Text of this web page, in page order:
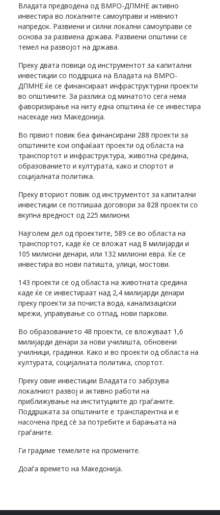
Владата предводена од ВМРО-ДПМНЕ активно
инвестира во локалните самоуправи и нивниот
напредок. Развиени и силни локални самоуправи се
основа за развиена држава. Развиени општини се
темел на развојот на држава.
Преку двата повици од инструментот за капитални
инвестиции со поддршка на Владата на ВМРО-
ДПМНЕ ќе се финансираат инфраструктурни проекти
во општините. За разлика од минатото сега нема
фаворизирање на ниту една општина ќе се инвестира
насекаде низ Македонија.
Во првиот повик беа финансирани 288 проекти за
општините кои опфаќаат проекти од областа на
транспортот и инфраструктура, животна средина,
образованието и културата, како и спортот и
социјалната политика.
Преку вториот повик од инструментот за капитални
инвестиции се потпишаа договори за 828 проекти со
вкупна вредност од 225 милиони.
Најголем дел од проектите, 589 се во областа на
транспортот, каде ќе се вложат над 8 милијарди и
105 милиони денари, или 132 милиони евра. Ќе се
инвестира во нови патишта, улици, мостови.
143 проекти се од областа на животната средина
каде ќе се инвестираат над 2,4 милијарди денари
преку проекти за почиста вода, канализациски
мрежи, управување со отпад, нови паркови.
Во образованието 48 проекти, се вложуваат 1,6
милијарди денари за нови училишта, обновени
училници, градинки. Како и во проекти од областа на
културата, социјалната политика, спортот.
Преку овие инвестиции Владата го забрзува
локалниот развој и активно работи на
приближување на институциите до граѓаните.
Поддршката за општините е транспарентна и е
насочена пред сè за потребите и барањата на
граѓаните.
Ги градиме темелите на промените.
Доаѓа времето на Македонија.